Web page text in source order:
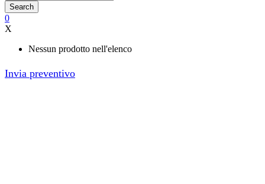
Search
0
X
Nessun prodotto nell'elenco
Invia preventivo